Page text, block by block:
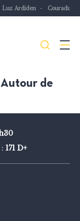
Luz Ardiden
Menu
de
171 D+